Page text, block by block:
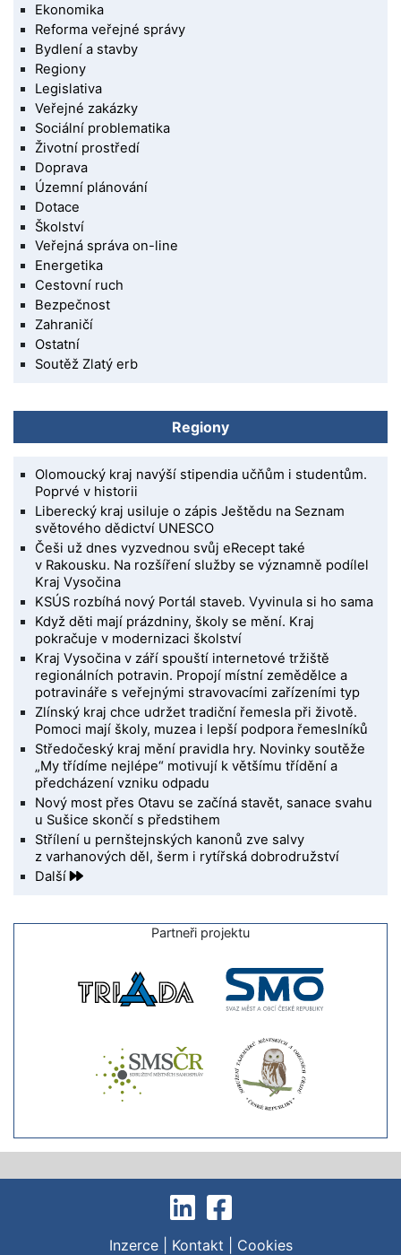
Ekonomika
Reforma veřejné správy
Bydlení a stavby
Regiony
Legislativa
Veřejné zakázky
Sociální problematika
Životní prostředí
Doprava
Územní plánování
Dotace
Školství
Veřejná správa on-line
Energetika
Cestovní ruch
Bezpečnost
Zahraničí
Ostatní
Soutěž Zlatý erb
Regiony
Olomoucký kraj navýší stipendia učňům i studentům.
Poprvé v historii
Liberecký kraj usiluje o zápis Ještědu na Seznam
světového dědictví UNESCO
Češi už dnes vyzvednou svůj eRecept také
v Rakousku. Na rozšíření služby se významně podílel
Kraj Vysočina
KSÚS rozbíhá nový Portál staveb. Vyvinula si ho sama
Když děti mají prázdniny, školy se mění. Kraj
pokračuje v modernizaci školství
Kraj Vysočina v září spouští internetové tržiště
regionálních potravin. Propojí místní zemědělce a
potravináře s veřejnými stravovacími zařízeními typ
Zlínský kraj chce udržet tradiční řemesla při životě.
Pomoci mají školy, muzea i lepší podpora řemeslníků
Středočeský kraj mění pravidla hry. Novinky soutěže
„My třídíme nejlépe“ motivují k většímu třídění a
předcházení vzniku odpadu
Nový most přes Otavu se začíná stavět, sanace svahu
u Sušice skončí s předstihem
Střílení u pernštejnských kanonů zve salvy
z varhanových děl, šerm i rytířská dobrodružství
Další
Partneři projektu
Inzerce| Kontakt Cookies